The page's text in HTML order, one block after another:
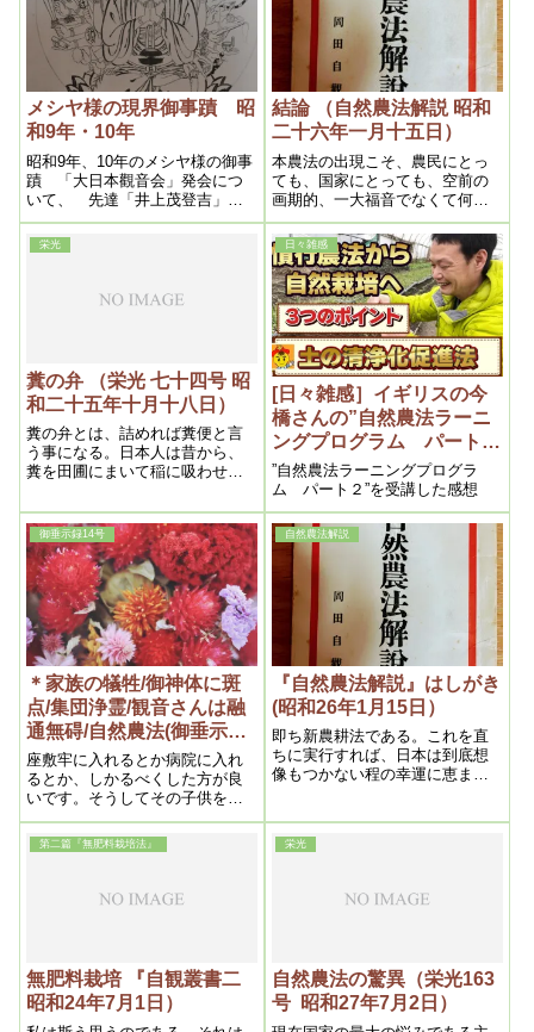
メシヤ様の現界御事蹟 昭
和9年・10年
昭和9年、10年のメシヤ様の御事
蹟 「大日本觀音会」発会につ
いて、 先達「井上茂登吉」、
「岡庭真次郎」両先生の寄稿文
を掲載。当時のご様子が鮮明
に。
結論 （自然農法解説 昭和
二十六年一月十五日）
本農法の出現こそ、農民にとっ
ても、国家にとっても、空前の
画期的、一大福音でなくて何で
あろう。
栄光
糞の弁 （栄光 七十四号 昭
和二十五年十月十八日）
糞の弁とは、詰めれば糞便と言
う事になる。日本人は昔から、
糞を田圃にまいて稲に吸わせ、
吸うのであるから、謂わば人間
という万物の霊長は、糞溜とい
ってもよかろう、だから人間の
体に虫が湧くのは当り前だ
日々雑感
[日々雑感］イギリスの今
橋さんの”自然農法ラーニ
ングプログラム パート
２”を受講しました
”自然農法ラーニングプログラ
ム パート２”を受講した感想
御垂示録14号
＊家族の犠牲/御神体に斑
点/集団浄霊/観音さんは融
通無碍/自然農法(御垂示録
14号 昭和27年10月1日⑤)
座敷牢に入れるとか病院に入れ
るとか、しかるべくした方が良
いです。そうしてその子供を一
人犠牲にするという肚になる事
です。
自然農法解説
『自然農法解説』はしがき
(昭和26年1月15日）
即ち新農耕法である。これを直
ちに実行すれば、日本は到底想
像もつかない程の幸運に恵まれ
とは全然反対であるからである
第二篇『無肥料栽培法』
無肥料栽培 『自観叢書二
昭和24年7月1日）
栄光
自然農法の驚異（栄光163
号 昭和27年7月2日）